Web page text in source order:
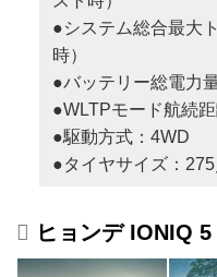
●システム総合最大
時）
●バッテリー総電力
●WLTPモード航続
●駆動方式：4WD
●タイヤサイズ：
ヒョンデ IONIQ 5